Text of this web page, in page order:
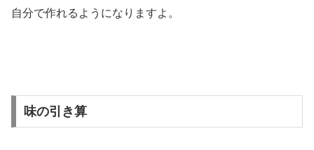
自分で作れるようになりますよ。
味の引き算